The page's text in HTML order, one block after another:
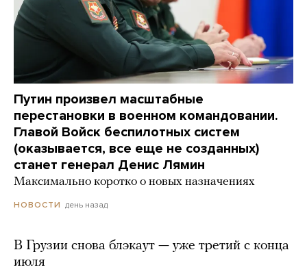
Путин произвел масштабные
перестановки в военном командовании.
Главой Войск беспилотных систем
(оказывается, все еще не созданных)
станет генерал Денис Лямин
Максимально коротко о новых назначениях
НОВОСТИ день назад
В Грузии снова блэкаут — уже третий с конца
июля